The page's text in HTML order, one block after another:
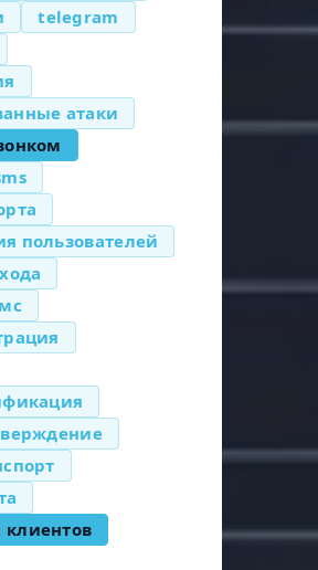
telegram
атаки
пользователей